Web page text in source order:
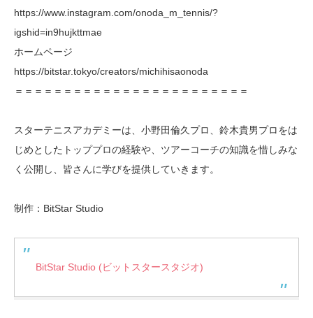
https://www.instagram.com/onoda_m_tennis/?
igshid=in9hujkttmae
ホームページ
https://bitstar.tokyo/creators/michihisaonoda
＝＝＝＝＝＝＝＝＝＝＝＝＝＝＝＝＝＝＝＝＝＝＝＝
スターテニスアカデミーは、小野田倫久プロ、鈴木貴男プロをは
じめとしたトッププロの経験や、ツアーコーチの知識を惜しみな
く公開し、皆さんに学びを提供していきます。
制作：BitStar Studio
BitStar Studio (ビットスタースタジオ)